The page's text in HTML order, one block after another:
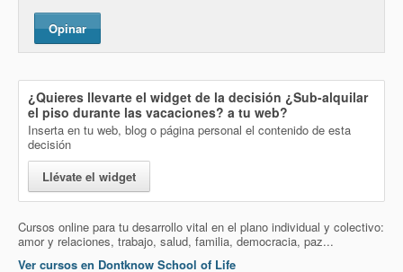
Opinar
¿Quieres llevarte el widget de la decisión ¿Sub-alquilar
el piso durante las vacaciones? a tu web?
Inserta en tu web, blog o página personal el contenido de esta
decisión
Llévate el widget
Cursos online para tu desarrollo vital en el plano individual y colectivo:
amor y relaciones, trabajo, salud, familia, democracia, paz...
Ver cursos en Dontknow School of Life